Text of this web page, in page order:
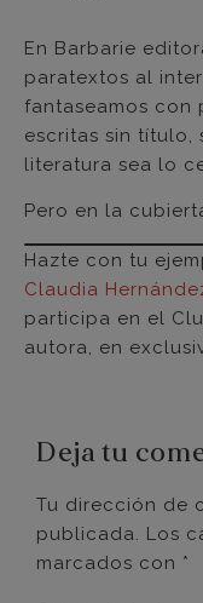
En Barbarie
paratextos al
fantaseamos con
escritas sin título,
literatura sea lo
Pero en la
Hazte con tu
Claudia
participa en el
autora, en
Deja tu
Tu dirección de
publicada. Los
marcados con *